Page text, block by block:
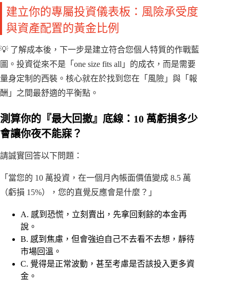
建立你的專屬投資儀表板：風險承受度
與資產配置的黃金比例
💡 了解成本後，下一步是建立符合您個人特質的作戰藍
圖。投資從來不是「one size fits all」的成衣，而是需要
量身定制的西裝。核心就在於找到您在「風險」與「報
酬」之間最舒適的平衡點。
測算你的『最大回撤』底線：10 萬虧損多少
會讓你夜不能寐？
請誠實回答以下問題：
「當您的 10 萬投資，在一個月內帳面價值變成 8.5 萬
（虧損 15%），您的直覺反應會是什麼？」
A. 感到恐慌，立刻賣出，先拿回剩餘的本金再
說。
B. 感到焦慮，但會強迫自己不去看不去想，靜待
市場回溫。
C. 覺得是正常波動，甚至考慮是否該投入更多資
金。